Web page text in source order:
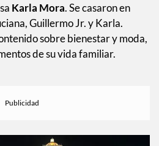
Karla Mora. Se casaron en
Guillermo Jr. y Karla.
sobre bienestar y moda,
de su vida familiar.